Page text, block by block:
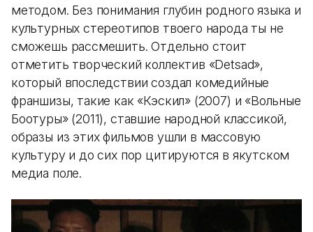
методом. Без понимания глубин родного языка и
культурных стереотипов твоего народа ты не
сможешь рассмешить. Отдельно стоит
отметить творческий коллектив «Detsad»,
который впоследствии создал комедийные
франшизы, такие как «Кэскил» (2007) и «Вольные
Боотуры» (2011), ставшие народной классикой,
образы из этих фильмов ушли в массовую
культуру и до сих пор цитируются в якутском
медиа поле.